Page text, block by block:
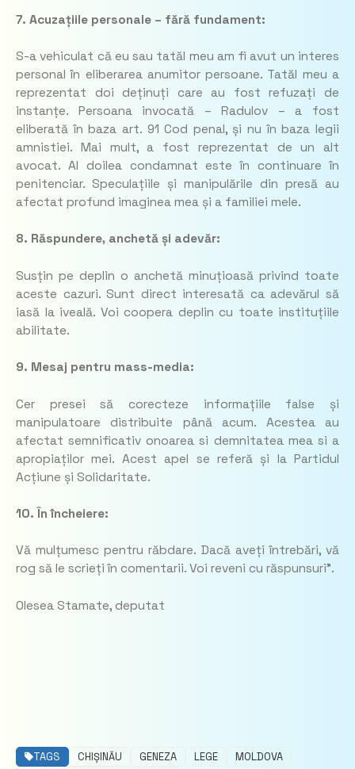
7. Acuzațiile personale – fără fundament:
S-a vehiculat că eu sau tatăl meu am fi avut un interes
personal în eliberarea anumitor persoane. Tatăl meu a
reprezentat doi deținuți care au fost refuzați de
instanțe. Persoana invocată – Radulov – a fost
eliberată în baza art. 91 Cod penal, și nu în baza legii
amnistiei. Mai mult, a fost reprezentat de un alt
avocat. Al doilea condamnat este în continuare în
penitenciar. Speculațiile și manipulările din presă au
afectat profund imaginea mea și a familiei mele.
8. Răspundere, anchetă și adevăr:
Susțin pe deplin o anchetă minuțioasă privind toate
aceste cazuri. Sunt direct interesată ca adevărul să
iasă la iveală. Voi coopera deplin cu toate instituțiile
abilitate.
9. Mesaj pentru mass-media:
Cer presei să corecteze informațiile false și
manipulatoare distribuite până acum. Acestea au
afectat semnificativ onoarea si demnitatea mea si a
apropiaților mei. Acest apel se referă și la Partidul
Acțiune și Solidaritate.
10. În încheiere:
Vă mulțumesc pentru răbdare. Dacă aveți întrebări, vă
rog să le scrieți în comentarii. Voi reveni cu răspunsuri”.
Olesea Stamate, deputat
TAGS CHIȘINĂU GENEZA LEGE
MOLDOVA